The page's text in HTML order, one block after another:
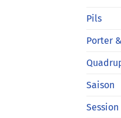
Pils
Porter
Saison
Session